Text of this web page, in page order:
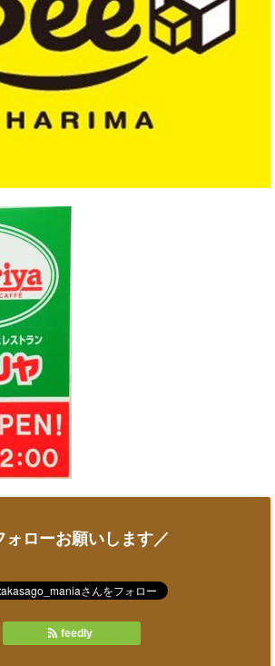
ォローお願いします／
feedly